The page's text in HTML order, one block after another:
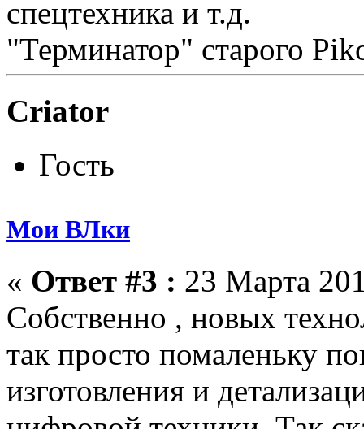
спецтехника и т.д.
"Терминатор" старого
Criator
Гость
Мои ВЛки
« Ответ #3 : 23 Марта
Собственно , новых
так просто помаленьку
изготовления и